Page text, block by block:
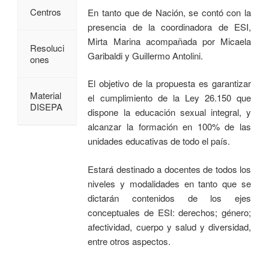
En tanto que de Nación, se contó con la
presencia de la coordinadora de ESI,
Mirta Marina acompañada por Micaela
Garibaldi y Guillermo Antolini.
El objetivo de la propuesta es garantizar
el cumplimiento de la Ley 26.150 que
dispone la educación sexual integral, y
alcanzar la formación en 100% de las
unidades educativas de todo el país.
Estará destinado a docentes de todos los
niveles y modalidades en tanto que se
dictarán contenidos de los ejes
conceptuales de ESI: derechos; género;
afectividad, cuerpo y salud y diversidad,
entre otros aspectos.
Centros
Resoluci
ones
Material
DISEPA